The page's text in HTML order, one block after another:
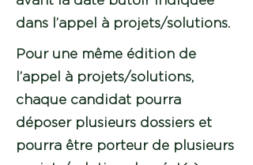
dans l’appel à projets/solutions.
Pour une même édition de
l’appel à projets/solutions,
chaque candidat pourra
déposer plusieurs dossiers et
pourra être porteur de plusieurs